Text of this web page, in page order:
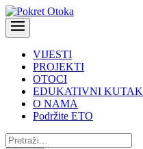
VIJESTI
PROJEKTI
OTOCI
EDUKATIVNI KUTAK
O NAMA
Podržite ETO
Pretraži: